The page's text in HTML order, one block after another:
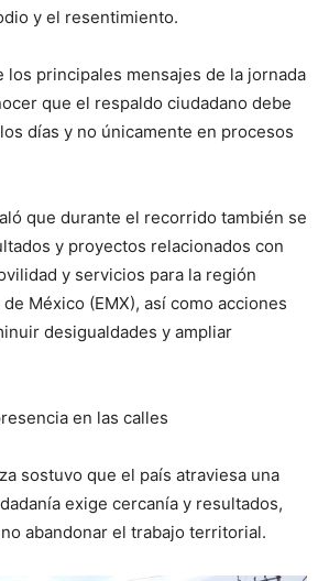
y el resentimiento.
los principales mensajes de la jornada
que el respaldo ciudadano debe
días y no únicamente en procesos
que durante el recorrido también se
y proyectos relacionados con
y servicios para la región
México (EMX), así como acciones
desigualdades y ampliar
en las calles
sostuvo que el país atraviesa una
exige cercanía y resultados,
abandonar el trabajo territorial.